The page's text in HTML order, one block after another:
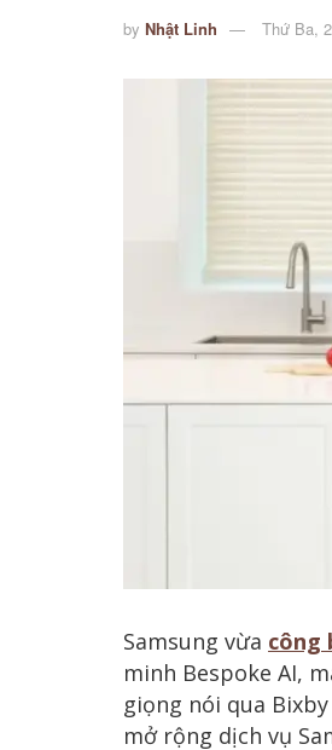
by Nhật Linh Thứ Ba,
Samsung vừa công
minh Bespoke AI,
giọng nói qua
mở rộng dịch vụ